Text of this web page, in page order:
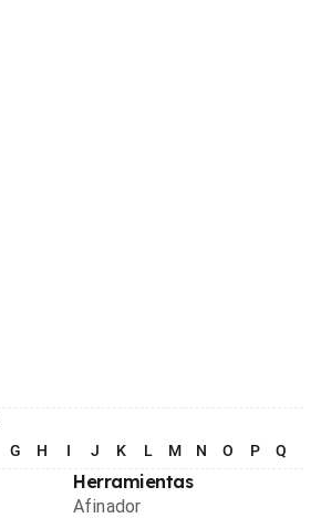
G H I J K L M N O P Q
Herramientas
Afinador